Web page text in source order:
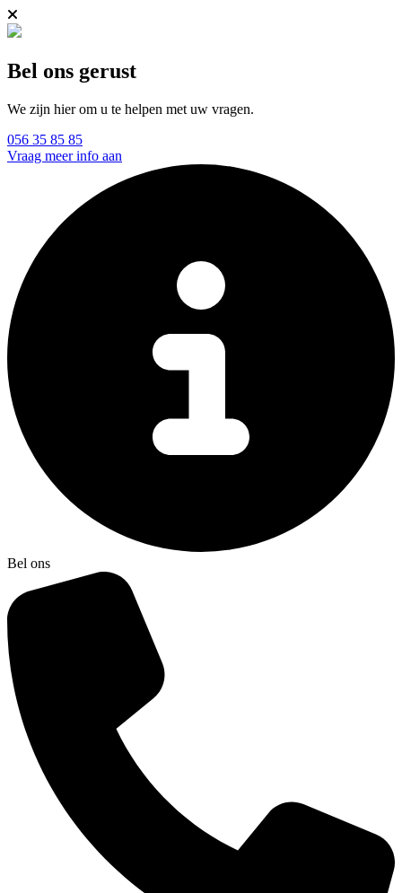
Bel ons gerust
We zijn hier om u te helpen met uw vragen.
056 35 85 85
Vraag meer info aan
Bel ons